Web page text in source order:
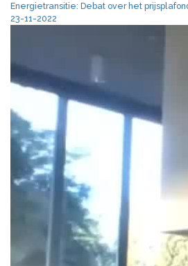
Energietransitie: Debat over het
23-11-2022